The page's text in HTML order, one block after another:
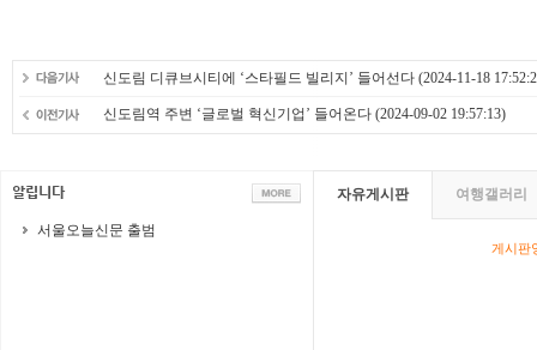
신도림 디큐브시티에 ‘스타필드 빌리지’ 들어선다 (2024-11-18
신도림역 주변 ‘글로벌 혁신기업’ 들어온다 (2024-09-02 19:57:13)
서울오늘신문 출범
자유게시판 여행갤러리
게시판